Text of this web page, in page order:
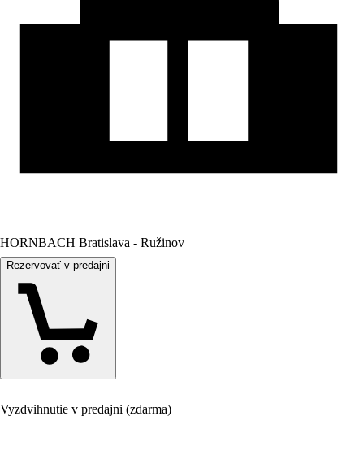
HORNBACH Bratislava - Ružinov
Rezervovať v predajni
Vyzdvihnutie v predajni (zdarma)